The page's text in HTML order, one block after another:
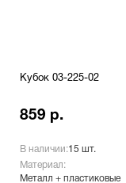
Кубок 03-225-02
859 р.
В наличии:15 шт.
Материал:
Металл + пластиковые